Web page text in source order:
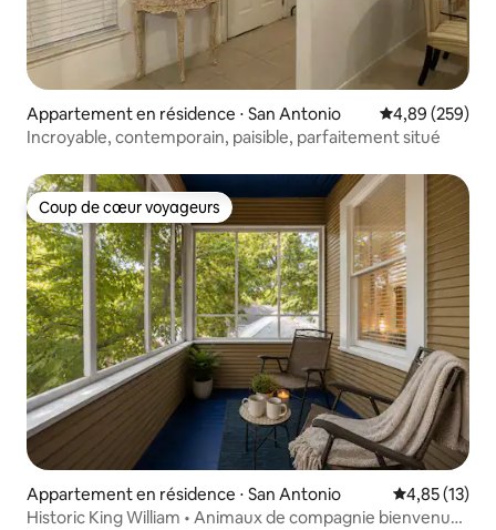
Appartement en résidence ⋅ San Antonio Évaluation
4,89 (259)
Incroyable, contemporain, paisible, parfaitement situé
Coup de cœur voyageurs
Coup de cœur voyageurs
Appartement en résidence ⋅ San Antonio Évaluation
4,85 (13)
Historic King William • Animaux de compagnie bienvenus •